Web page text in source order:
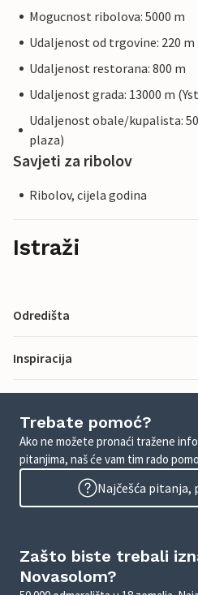
Mogucnost ribolova: 5000 m
Udaljenost od trgovine: 220 m
Udaljenost restorana: 800 m
Udaljenost grada: 13000 m
Udaljenost obale/kupalista:
plaza)
Savjeti za ribolov
Ribolov, cijela godina
Istraži
Odredišta
Inspiracija
Trebate pomoć?
Ako ne možete pronaći tražene
pitanjima, naš će vam tim rado
Najčešća pitanja,
Zašto biste trebali
Novasolom?